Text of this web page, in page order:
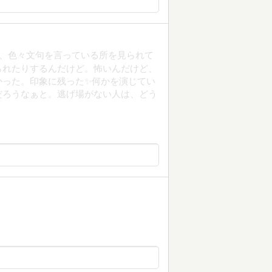
色々文句を言っている所を見られて
たりするんだけど。怖いんだけど、
た。印象に残った✨️何かを演じてい
うなぁと。逃げ場がない人は、どう